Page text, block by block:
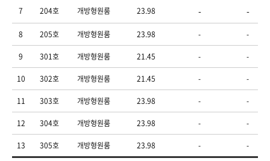
7 204호 개방형원룸 23.98 - -
8 205호 개방형원룸 23.98 - -
9 301호 개방형원룸 21.45 - -
10 302호 개방형원룸 21.45 - -
11 303호 개방형원룸 23.98 - -
12 304호 개방형원룸 23.98 - -
13 305호 개방형원룸 23.98 - -